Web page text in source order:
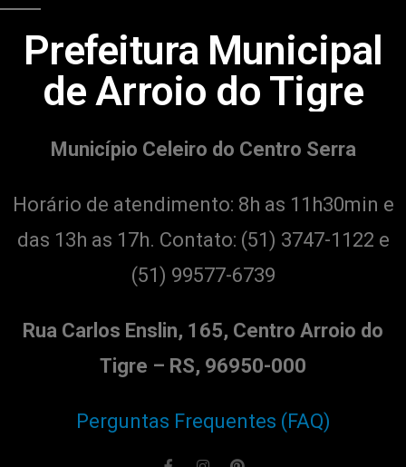
Prefeitura Municipal
de Arroio do Tigre
Município Celeiro do Centro Serra
Horário de atendimento: 8h as 11h30min e
das 13h as 17h. Contato: (51) 3747-1122 e
(51) 99577-6739
Rua Carlos Enslin, 165, Centro Arroio do
Tigre – RS, 96950-000
Perguntas Frequentes (FAQ)